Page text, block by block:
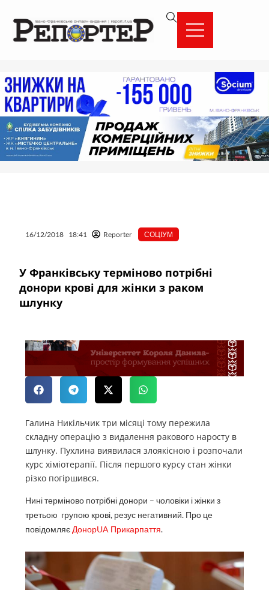
вмісту
16/12/2018 18:41 Reporter СОЦІУМ
У Франківську терміново потрібні
донори крові для жінки з раком
шлунку
Галина Никільчик три місяці тому пережила
складну операцію з видалення ракового наросту в
шлунку. Пухлина виявилася злоякісною і розпочали
курс хіміотерапії. Після першого курсу стан жінки
різко погіршився.
Нині терміново потрібні донори – чоловіки і жінки з
третьою групою крові, резус негативний. Про це
повідомляє ДонорUA Прикарпаття.